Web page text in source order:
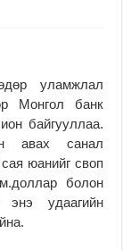
уламжлал
Монгол банк
байгууллаа.
авах санал
юанийг своп
болон
удаагийн